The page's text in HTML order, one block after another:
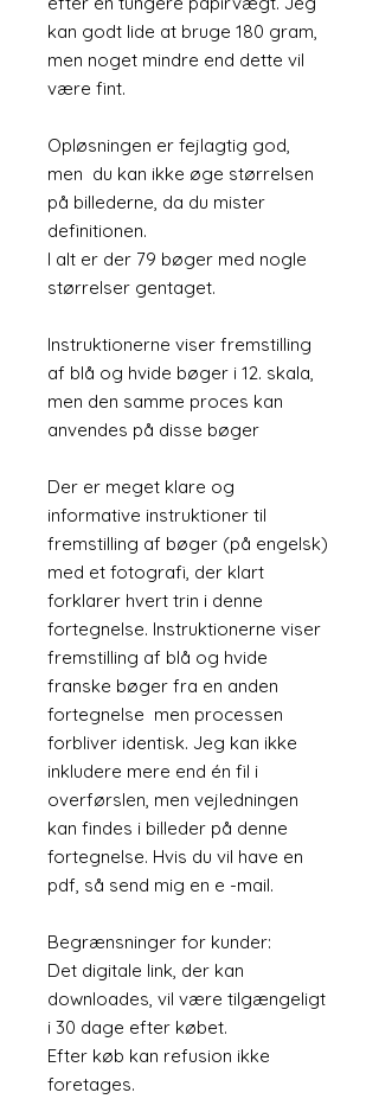
kan godt lide at bruge 180 gram,
men noget mindre end dette vil
være fint.
Opløsningen er fejlagtig god,
men du kan ikke øge størrelsen
på billederne, da du mister
definitionen.
I alt er der 79 bøger med nogle
størrelser gentaget.
Instruktionerne viser fremstilling
af blå og hvide bøger i 12. skala,
men den samme proces kan
anvendes på disse bøger
Der er meget klare og
informative instruktioner til
fremstilling af bøger (på engelsk)
med et fotografi, der klart
forklarer hvert trin i denne
fortegnelse. Instruktionerne viser
fremstilling af blå og hvide
franske bøger fra en anden
fortegnelse men processen
forbliver identisk. Jeg kan ikke
inkludere mere end én fil i
overførslen, men vejledningen
kan findes i billeder på denne
fortegnelse. Hvis du vil have en
pdf, så send mig en e -mail.
Begrænsninger for kunder:
Det digitale link, der kan
downloades, vil være tilgængeligt
i 30 dage efter købet.
Efter køb kan refusion ikke
foretages.